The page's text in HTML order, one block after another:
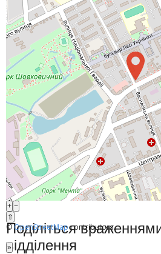
Інтернет-банкінг
Банки-партнери
Акції
Рахунки для бізнесу
Фінансові результати
+ −
⇧
©OpenStreetMapcontributors.
»
Поділіться
відділення